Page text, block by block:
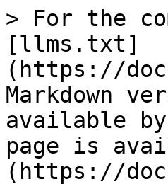
> For the
[llms.txt]
(https://
Markdown
available
page is
(https://